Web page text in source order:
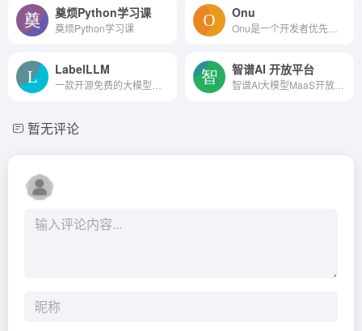
奠烦Python学习课
奠烦Python学习课
Onu
LabelLLM 智谱AI 开放平台
暂无评论